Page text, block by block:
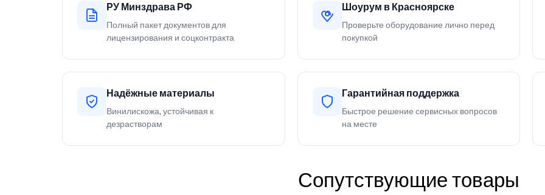
РУ Минздрава РФ
Полный пакет документов для
лицензирования и соцконтракта
Шоурум в Красноярске
Проверьте оборудование лично перед
покупкой
Надёжные материалы
Винилискожа, устойчивая к
дезрастворам
Гарантийная поддержка
Быстрое решение сервисных вопросов
на месте
Сопутствующие товары